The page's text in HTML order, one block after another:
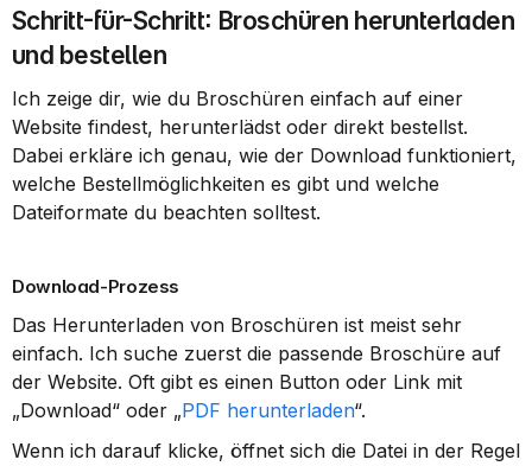
Schritt-für-Schritt: Broschüren herunterladen
und bestellen
Ich zeige dir, wie du Broschüren einfach auf einer
Website findest, herunterlädst oder direkt bestellst.
Dabei erkläre ich genau, wie der Download funktioniert,
welche Bestellmöglichkeiten es gibt und welche
Dateiformate du beachten solltest.
Download-Prozess
Das Herunterladen von Broschüren ist meist sehr
einfach. Ich suche zuerst die passende Broschüre auf
der Website. Oft gibt es einen Button oder Link mit
„Download“ oder „PDF herunterladen“.
Wenn ich darauf klicke, öffnet sich die Datei in der Regel